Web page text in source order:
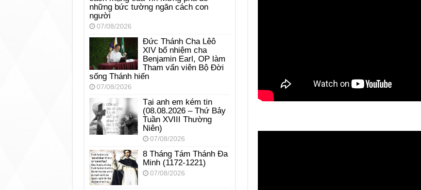
những bức tường ngăn cách con
người
07/08/2026
Đức Thánh Cha Lêô
XIV bổ nhiệm cha
Benjamin Earl, OP làm
Tham vấn viên Bộ Đời
sống Thánh hiến
07/08/2026
Tại anh em kém tin
(08.08.2026 – Thứ Bảy
Tuần XVIII Thường
Niên)
07/08/2026
8 Tháng Tám Thánh Ða
Minh (1172-1221)
07/08/2026